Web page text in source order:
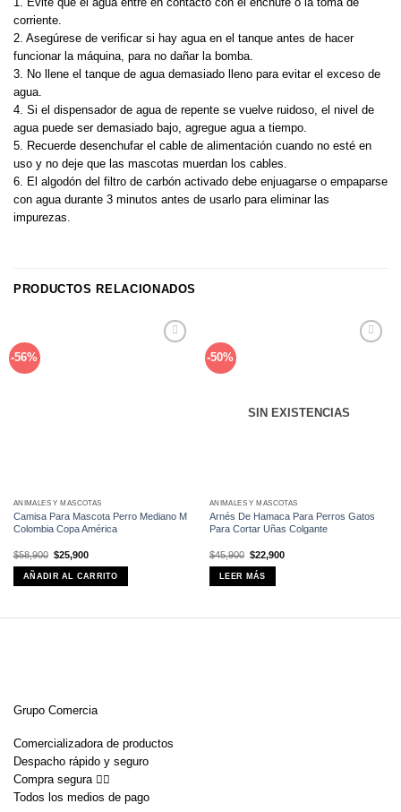
corriente.
2. Asegúrese de verificar si hay agua en el tanque antes de hacer
funcionar la máquina, para no dañar la bomba.
3. No llene el tanque de agua demasiado lleno para evitar el exceso de
agua.
4. Si el dispensador de agua de repente se vuelve ruidoso, el nivel de
agua puede ser demasiado bajo, agregue agua a tiempo.
5. Recuerde desenchufar el cable de alimentación cuando no esté en
uso y no deje que las mascotas muerdan los cables.
6. El algodón del filtro de carbón activado debe enjuagarse o empaparse
con agua durante 3 minutos antes de usarlo para eliminar las
impurezas.
PRODUCTOS RELACIONADOS
-56%
ANIMALES Y MASCOTAS
Camisa Para Mascota Perro Mediano M
Colombia Copa América
$58,900 El
precio
original
era:
$58,900.
$25,900El
actual
es:
$25,900.
AÑADIR AL CARRITO
-50%
SIN EXISTENCIAS
ANIMALES Y MASCOTAS
Arnés De Hamaca Para Perros Gatos
Para Cortar Uñas Colgante
$45,900 El
precio
original
era:
$45,900.
$22,900El
LEER MÁS
Grupo Comercia
Comercializadora de productos
Despacho rápido y seguro
Compra segura 👇🏼
Todos los medios de pago